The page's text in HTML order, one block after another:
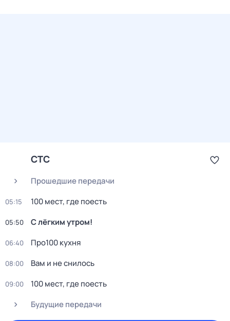
СТС
Прошедшие передачи
05:15 100 мест, где поесть
05:50 С лёгким утром!
06:40 Пpo100 кухня
08:00 Вам и не снилось
09:00
100 мест, где поесть
Будущие передачи